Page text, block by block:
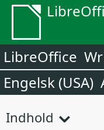
LibreOffice
Engelsk (USA)
Indhold